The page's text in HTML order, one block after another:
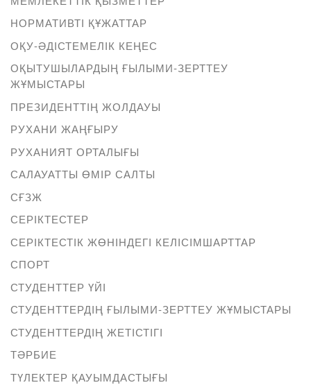
НОРМАТИВТІ ҚҰЖАТТАР
ОҚУ-ӘДІСТЕМЕЛІК КЕҢЕС
ОҚЫТУШЫЛАРДЫҢ ҒЫЛЫМИ-ЗЕРТТЕУ
ЖҰМЫСТАРЫ
ПРЕЗИДЕНТТІҢ ЖОЛДАУЫ
РУХАНИ ЖАҢҒЫРУ
РУХАНИЯТ ОРТАЛЫҒЫ
САЛАУАТТЫ ӨМІР САЛТЫ
СҒЗЖ
СЕРІКТЕСТЕР
СЕРІКТЕСТІК ЖӨНІНДЕГІ КЕЛІСІМШАРТТАР
СПОРТ
СТУДЕНТТЕР ҮЙІ
СТУДЕНТТЕРДІҢ ҒЫЛЫМИ-ЗЕРТТЕУ ЖҰМЫСТАРЫ
СТУДЕНТТЕРДІҢ ЖЕТІСТІГІ
ТӘРБИЕ
ТҮЛЕКТЕР ҚАУЫМДАСТЫҒЫ